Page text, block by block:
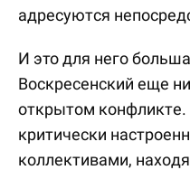
адресуются
И это для него
Воскресенский еще
открытом
критически
коллективами,